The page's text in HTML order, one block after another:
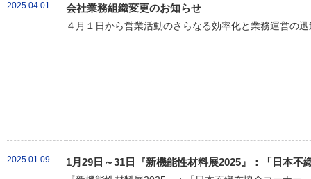
2025.04.01 会社業務組織変更のお知らせ
４月１日から営業活動のさらなる効率化と業務運営の
2025.01.09 1月29日～31日『新機能性材料展2025』：「日本不